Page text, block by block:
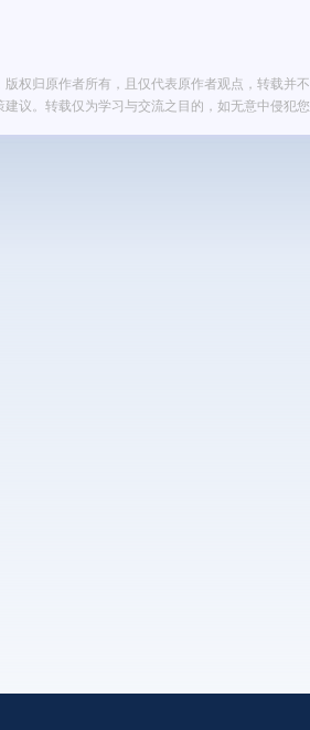
权归原作者所有，且仅代表原作者观点，转载
议。转载仅为学习与交流之目的，如无意中侵犯